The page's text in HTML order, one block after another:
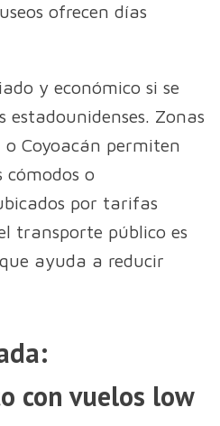
ofrecen días
y económico si se
estadounidenses. Zonas
o Coyoacán permiten
cómodos o
por tarifas
transporte público es
ayuda a reducir
con vuelos low